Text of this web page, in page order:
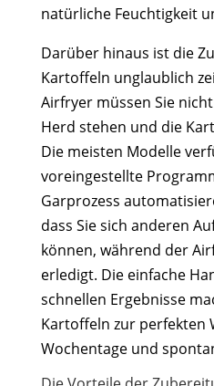
natürliche Feuchtigkeit
Darüber hinaus ist die
Kartoffeln unglaublich
Airfryer müssen Sie
Herd stehen und die
Die meisten Modelle
voreingestellte
Garprozess
dass Sie sich anderen
können, während der
erledigt. Die einfache
schnellen Ergebnisse
Kartoffeln zur perfekten
Wochentage und